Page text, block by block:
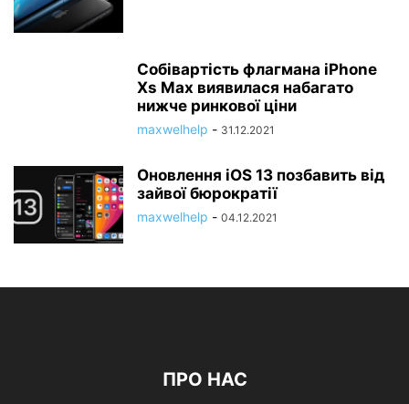
Собівартість флагмана iPhone
Xs Max виявилася набагато
нижче ринкової ціни
maxwelhelp - 31.12.2021
Оновлення iOS 13 позбавить від
зайвої бюрократії
maxwelhelp - 04.12.2021
ПРО НАС